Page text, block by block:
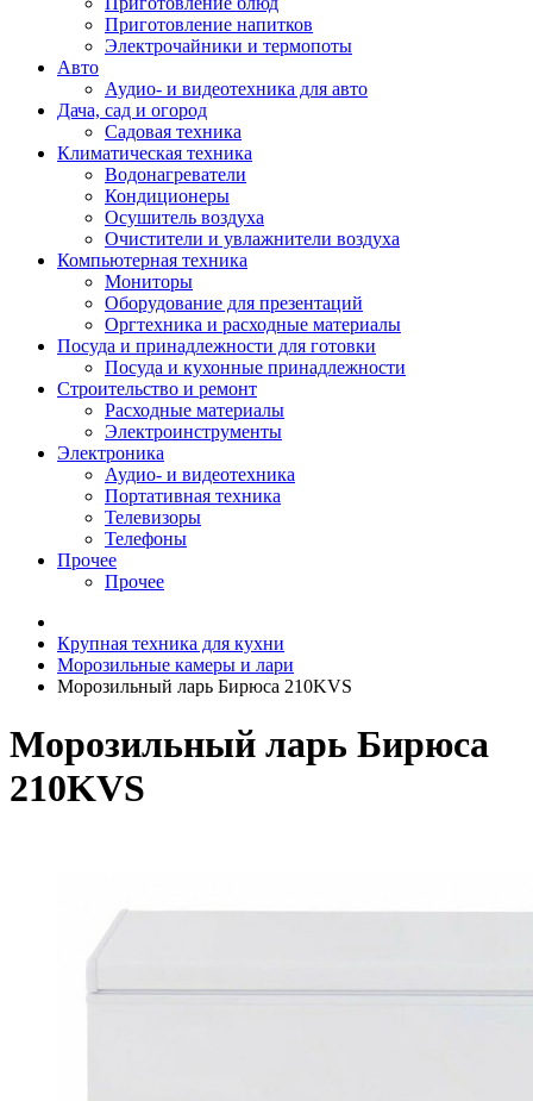
Приготовление напитков
Электрочайники и термопоты
Авто
Аудио- и видеотехника для авто
Дача, сад и огород
Садовая техника
Климатическая техника
Водонагреватели
Кондиционеры
Осушитель воздуха
Очистители и увлажнители воздуха
Компьютерная техника
Мониторы
Оборудование для презентаций
Оргтехника и расходные материалы
Посуда и принадлежности для готовки
Посуда и кухонные принадлежности
Строительство и ремонт
Расходные материалы
Электроинструменты
Электроника
Аудио- и видеотехника
Портативная техника
Телевизоры
Телефоны
Прочее
Прочее
Крупная техника для кухни
Морозильные камеры и лари
Морозильный ларь Бирюса 210KVS
Морозильный ларь Бирюса
210KVS